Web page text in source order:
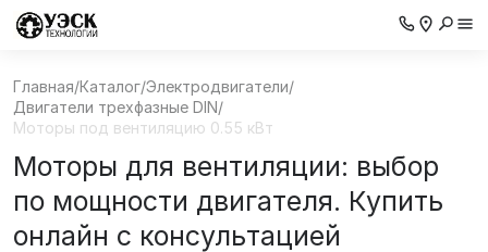
Главная/Каталог/Электродвигатели/
Двигатели трехфазные DIN/
Моторы под вентиляцию 0.55 кВт
Моторы для вентиляции: выбор
по мощности двигателя. Купить
онлайн с консультацией